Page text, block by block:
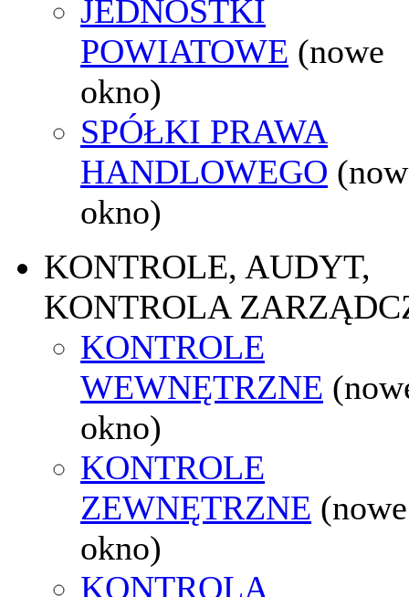
JEDNOSTKI
POWIATOWE (nowe
okno)
SPÓŁKI PRAWA
HANDLOWEGO
okno)
KONTROLE, AUDYT,
KONTROLA
KONTROLE
WEWNĘTRZNE
okno)
KONTROLE
ZEWNĘTRZNE (nowe
okno)
KONTROLA